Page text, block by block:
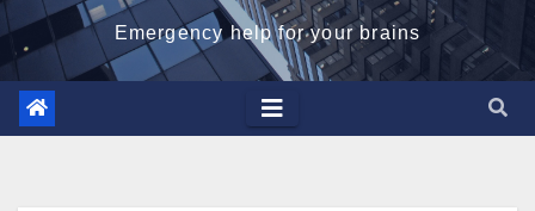
Emergency help for your brains